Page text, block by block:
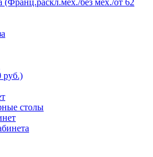
без мех./от 62
руб.)
столы